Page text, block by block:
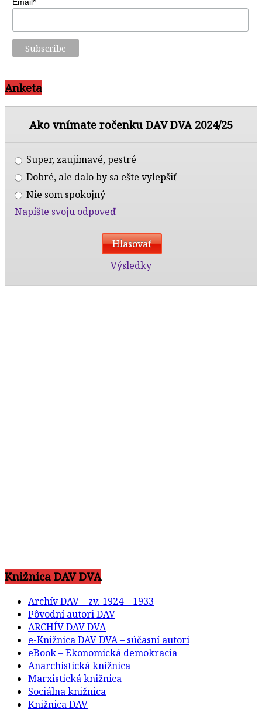
Anketa
Ako vnímate ročenku DAV DVA 2024/25
Super, zaujímavé, pestré
Dobré, ale dalo by sa ešte vylepšiť
Nie som spokojný
Napíšte svoju odpoveď
Výsledky
Knižnica DAV DVA
Archív DAV – zv. 1924 – 1933
Pôvodní autori DAV
ARCHÍV DAV DVA
e-Knižnica DAV DVA – súčasní autori
eBook – Ekonomická demokracia
Anarchistická knižnica
Marxistická knižnica
Sociálna knižnica
Knižnica DAV